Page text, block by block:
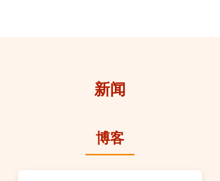
新闻
博客